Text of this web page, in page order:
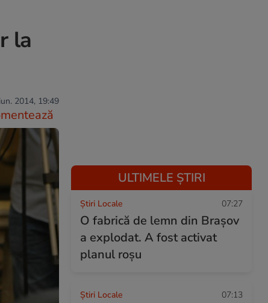
la
2014, 19:49
ULTIMELE ȘTIRI
Știri Locale 07:27
O fabrică de lemn din Brașov
a explodat. A fost activat
planul roșu
Știri Locale 07:13